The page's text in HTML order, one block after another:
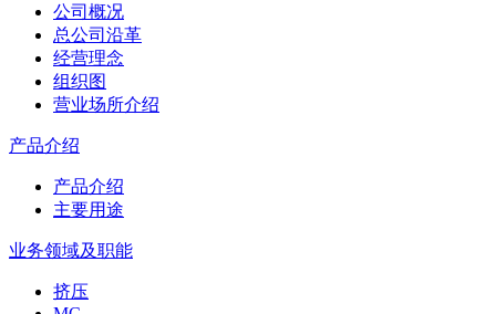
公司概况
总公司沿革
经营理念
组织图
营业场所介绍
产品介绍
产品介绍
主要用途
业务领域及职能
挤压